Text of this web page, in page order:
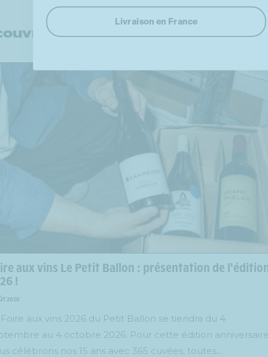
d'autres sujets
aux vins Le Petit Ballon : présentation de
!
2026
aux vins 2026 du Petit Ballon se tiendra du 4
au 4 octobre 2026. Pour cette édition
célébrons nos 15 ans avec 365 cuvées, toutes...
Livraison en France